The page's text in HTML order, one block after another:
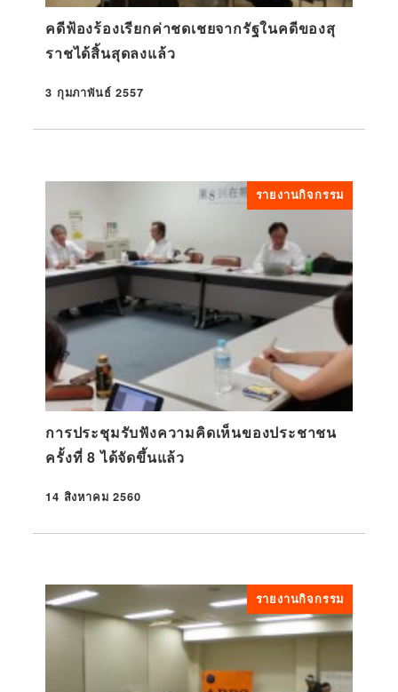
คดีฟ้องร้องเรียกค่าชดเชยจากรัฐในคดีของสุ
ราชได้สิ้นสุดลงแล้ว
ที่ตีพิมพ์
3 กุมภาพันธ์ 2557
รายงานกิจกรรม
การประชุมรับฟังความคิดเห็นของประชาชน
ครั้งที่ 8 ได้จัดขึ้นแล้ว
ที่ตีพิมพ์
14 สิงหาคม 2560
รายงานกิจกรรม